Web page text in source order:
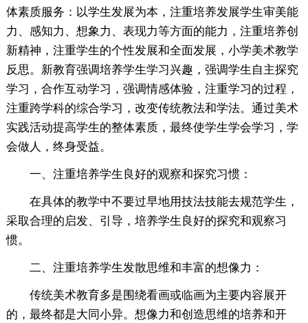
体素质服务：以学生发展为本，注重培养发展学生审美能
力、感知力、想象力、表现力等方面的能力，注重培养创
新精神，注重学生的个性发展和全面发展，小学美术教学
反思。新教育强调培养学生学习兴趣，强调学生自主探究
学习，合作互动学习，强调情感体验，注重学习的过程，
注重跨学科的综合学习，改变传统教法和学法。通过美术
实践活动提高学生的整体素质，最终使学生学会学习，学
会做人，终身受益。
一、注重培养学生良好的观察和探究习惯：
在具体的教学中不要过早地用技法技能去规范学生，
采取合理的启发、引导，培养学生良好的探究和观察习
惯。
二、注重培养学生发散思维和丰富的想像力：
传统美术教育多是围绕看画或临画为主要内容展开
的，最终都是大同小异。想像力和创造思维的培养和开